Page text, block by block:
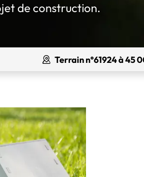
de construction.
Terrain n°61924 à 45